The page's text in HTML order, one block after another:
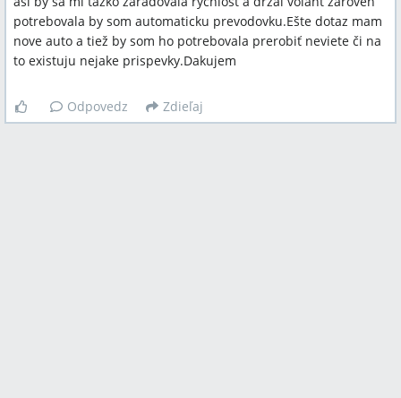
potrebovala by som automaticku prevodovku.Ešte dotaz mam
nove auto a tiež by som ho potrebovala prerobiť neviete či na
to existuju nejake prispevky.Dakujem
Odpovedz Zdieľaj